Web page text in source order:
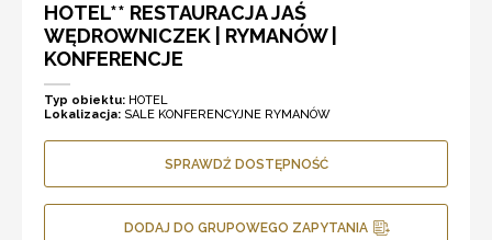
HOTEL** RESTAURACJA JAŚ
WĘDROWNICZEK | RYMANÓW |
KONFERENCJE
Typ obiektu: HOTEL
Lokalizacja: SALE KONFERENCYJNE RYMANÓW
SPRAWDŹ DOSTĘPNOŚĆ
DODAJ DO GRUPOWEGO ZAPYTANIA